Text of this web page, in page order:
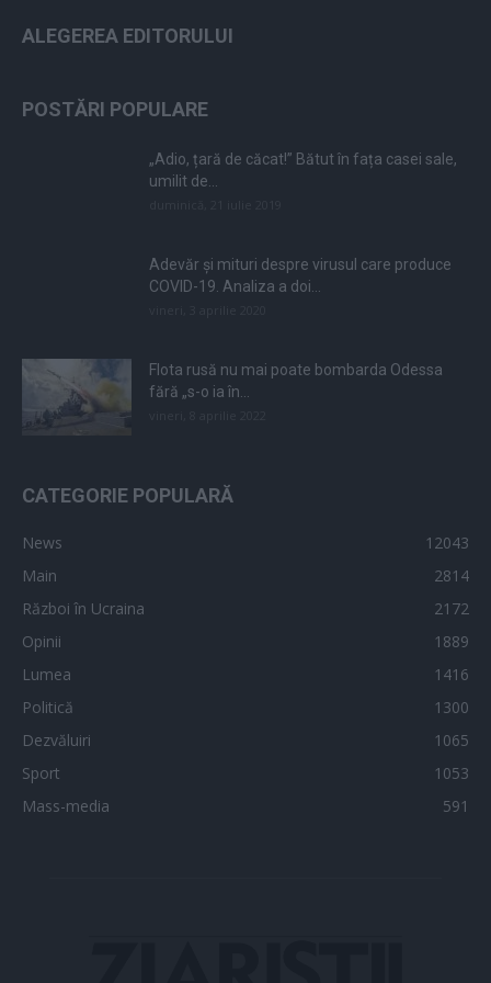
ALEGEREA EDITORULUI
POSTĂRI POPULARE
„Adio, țară de căcat!” Bătut în fața casei sale,
umilit de...
Adevăr și mituri despre virusul care produce
COVID-19. Analiza a doi...
Flota rusă nu mai poate bombarda Odessa
fără „s-o ia în...
CATEGORIE POPULARĂ
News
12043
Main
2814
Război în Ucraina
2172
Opinii
1889
Lumea
1416
Politică
1300
Dezvăluiri
1065
Sport
1053
Mass-media
591